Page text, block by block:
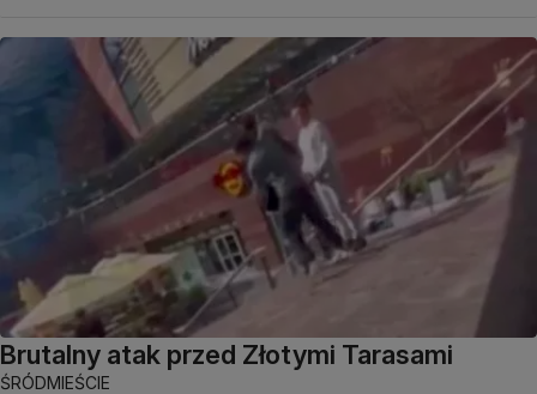
Brutalny atak przed Złotymi Tarasami
ŚRÓDMIEŚCIE